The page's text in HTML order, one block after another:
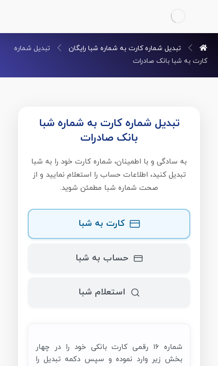
تبدیل شماره کارت به شماره شبا رایگان
تبدیل شماره
کارت به شبا بانک صادرات
تبدیل شماره کارت به شماره شبا
بانک صادرات
به سادگی و با اطمینان، شماره کارت خود را به شبا
تبدیل کنید، اطلاعات حساب را استعلام نمایید و از
صحت شماره شبا مطمئن شوید.
کارت به شبا
حساب به شبا
استعلام شبا
شماره ۱۶ رقمی کارت بانکی خود را در چهار
بخش زیر وارد نموده و سپس دکمه تبدیل را